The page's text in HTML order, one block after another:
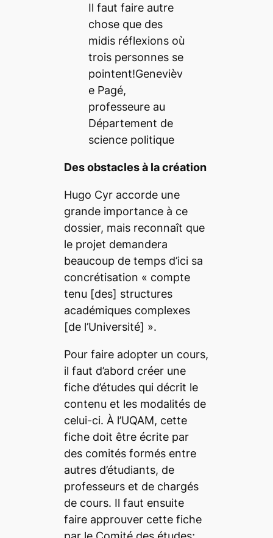
Il faut faire autre
chose que des
midis réflexions où
trois personnes se
pointent!Genevièv
e Pagé,
professeure au
Département de
science politique
Des obstacles à la création
Hugo Cyr accorde une
grande importance à ce
dossier, mais reconnaît que
le projet demandera
beaucoup de temps d’ici sa
concrétisation « compte
tenu [des] structures
académiques complexes
[de l’Université] ».
Pour faire adopter un cours,
il faut d’abord créer une
fiche d’études qui décrit le
contenu et les modalités de
celui-ci. À l’UQAM, cette
fiche doit être écrite par
des comités formés entre
autres d’étudiants, de
professeurs et de chargés
de cours. Il faut ensuite
faire approuver cette fiche